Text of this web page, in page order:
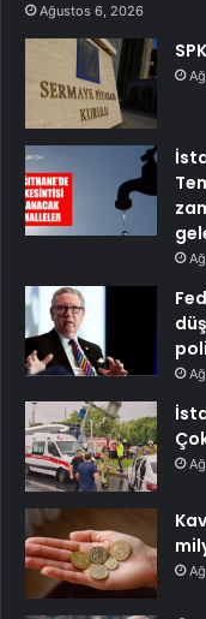
Ağustos 6, 2026